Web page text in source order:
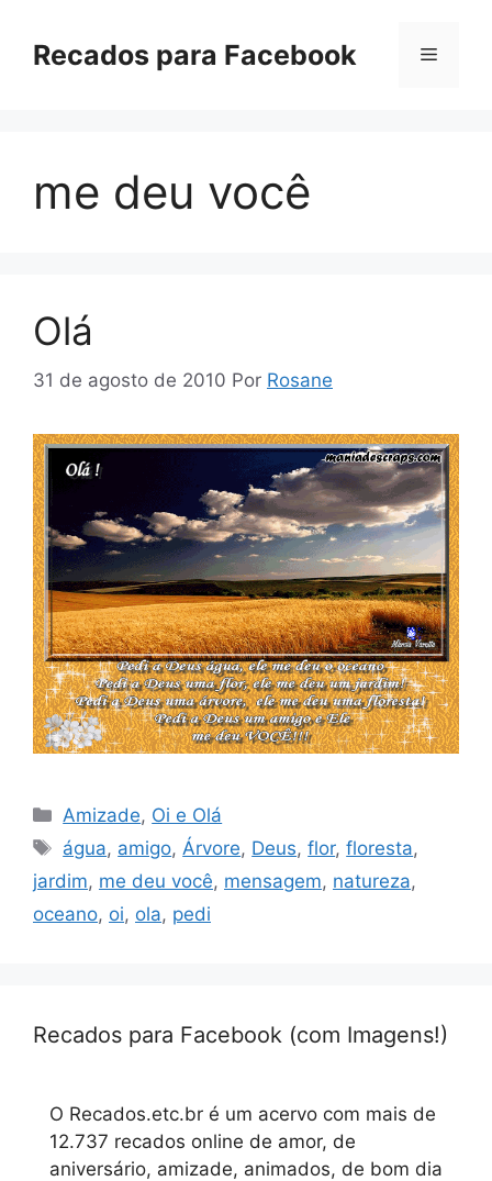
paraRecados para Facebook Menu
me deu você
Olá
31 de agosto de 2010 Por Rosane
Categorias
Amizade, Oi e Olá
Tags
água, amigo, Árvore, Deus,flor,floresta,
jardim, me deu você, mensagem, natureza,
oceano, oi, ola, pedi
Recados para Facebook (com Imagens!)
O Recados.etc.br é um acervo com mais de
12.737 recados online de amor, de
aniversário, amizade, animados, de bom dia